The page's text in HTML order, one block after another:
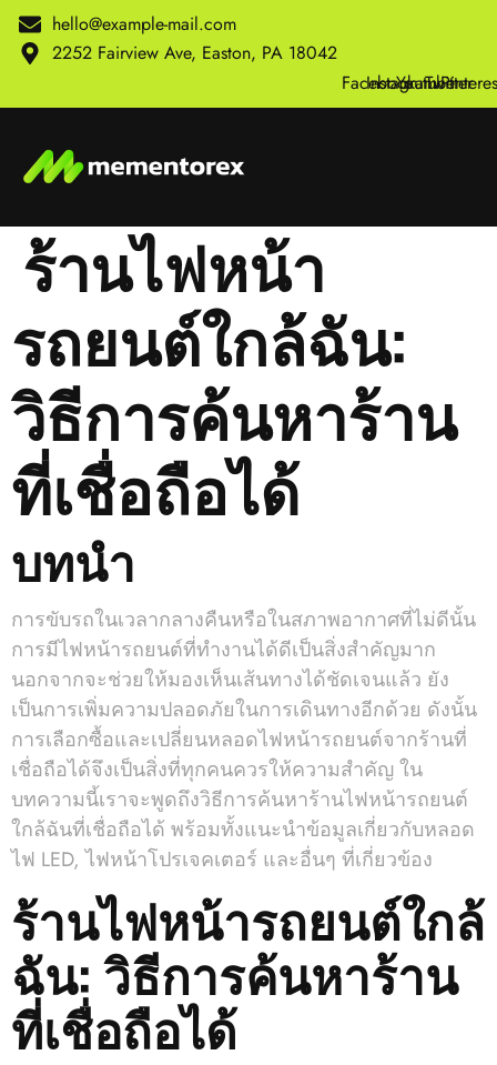
Skip
content
hello@example-mail.com
2252 Fairview Ave, Easton, PA 18042
Facebook
Instagram
Youtube
Twitter
ร้านไฟหน้า
รถยนต์ใกล้ฉัน:
วิธีการค้นหาร้าน
ที่เชื่อถือได้
บทนำ
การขับรถในเวลากลางคืนหรือในสภาพอากาศที่ไม่ดีนั้น
การมีไฟหน้ารถยนต์ที่ทำงานได้ดีเป็นสิ่งสำคัญมาก
นอกจากจะช่วยให้มองเห็นเส้นทางได้ชัดเจนแล้ว ยัง
เป็นการเพิ่มความปลอดภัยในการเดินทางอีกด้วย ดังนั้น
การเลือกซื้อและเปลี่ยนหลอดไฟหน้ารถยนต์จากร้านที่
เชื่อถือได้จึงเป็นสิ่งที่ทุกคนควรให้ความสำคัญ ใน
บทความนี้เราจะพูดถึงวิธีการค้นหาร้านไฟหน้ารถยนต์
ใกล้ฉันที่เชื่อถือได้ พร้อมทั้งแนะนำข้อมูลเกี่ยวกับหลอด
ไฟ LED, ไฟหน้าโปรเจคเตอร์ และอื่นๆ ที่เกี่ยวข้อง
ร้านไฟหน้ารถยนต์ใกล้
ฉัน: วิธีการค้นหาร้าน
ที่เชื่อถือได้